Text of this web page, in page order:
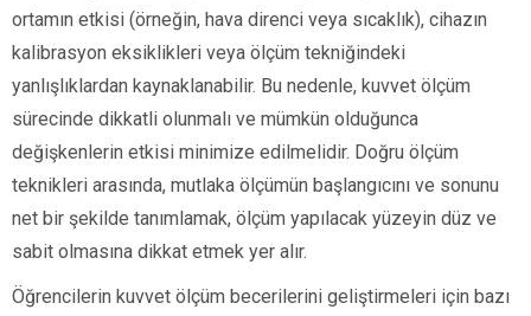
ortamın etkisi (örneğin, hava direnci veya sıcaklık), cihazın
kalibrasyon eksiklikleri veya ölçüm tekniğindeki
yanlışlıklardan kaynaklanabilir. Bu nedenle, kuvvet ölçüm
sürecinde dikkatli olunmalı ve mümkün olduğunca
değişkenlerin etkisi minimize edilmelidir. Doğru ölçüm
teknikleri arasında, mutlaka ölçümün başlangıcını ve sonunu
net bir şekilde tanımlamak, ölçüm yapılacak yüzeyin düz ve
sabit olmasına dikkat etmek yer alır.
Öğrencilerin kuvvet ölçüm becerilerini geliştirmeleri için bazı